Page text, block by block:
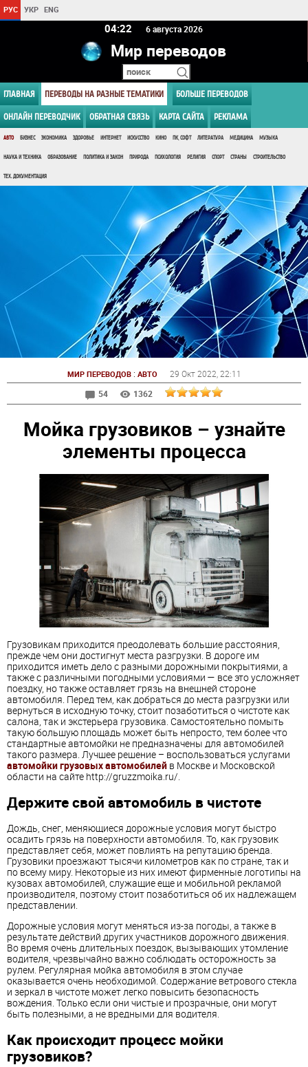
РУС УКР ENG
04 22 6 августа 2026
Мир переводов
ГЛАВНАЯ ПЕРЕВОДЫ НА РАЗНЫЕ ТЕМАТИКИ БОЛЬШЕ ПЕРЕВОДОВ
ОНЛАЙН ПЕРЕВОДЧИК ОБРАТНАЯ СВЯЗЬ КАРТА САЙТА РЕКЛАМА
АВТО БИЗНЕС ЭКОНОМИКА ЗДОРОВЬЕ ИНТЕРНЕТ ИСКУССТВО КИНО ПК, СОФТ ЛИТЕРАТУРА МЕДИЦИНА МУЗЫКА
НАУКА И ТЕХНИКА ОБРАЗОВАНИЕ ПОЛИТИКА И ЗАКОН ПРИРОДА ПСИХОЛОГИЯ РЕЛИГИЯ СПОРТ СТРАНЫ СТРОИТЕЛЬСТВО
ТЕХ. ДОКУМЕНТАЦИЯ
МИР ПЕРЕВОДОВ: АВТО 29 Окт 2022 , 22:11
54
1362
Мойка грузовиков – узнайте
элементы процесса
Грузовикам приходится преодолевать большие расстояния,
прежде чем они достигнут места разгрузки. В дороге им
приходится иметь дело с разными дорожными покрытиями, а
также с различными погодными условиями — все это усложняет
поездку, но также оставляет грязь на внешней стороне
автомобиля. Перед тем, как добраться до места разгрузки или
вернуться в исходную точку, стоит позаботиться о чистоте как
салона, так и экстерьера грузовика. Самостоятельно помыть
такую ​​большую площадь может быть непросто, тем более что
стандартные автомойки не предназначены для автомобилей
такого размера. Лучшее решение – воспользоваться услугами
автомойки грузовых автомобилей в Москве и Московской
области на сайте http://gruzzmoika.ru/.
Держите свой автомобиль в чистоте
Дождь, снег, меняющиеся дорожные условия могут быстро
осадить грязь на поверхности автомобиля. То, как грузовик
представляет себя, может повлиять на репутацию бренда.
Грузовики проезжают тысячи километров как по стране, так и
по всему миру. Некоторые из них имеют фирменные логотипы на
кузовах автомобилей, служащие еще и мобильной рекламой
производителя, поэтому стоит позаботиться об их надлежащем
представлении.
Дорожные условия могут меняться из-за погоды, а также в
результате действий других участников дорожного движения.
Во время очень длительных поездок, вызывающих утомление
водителя, чрезвычайно важно соблюдать осторожность за
рулем. Регулярная мойка автомобиля в этом случае
оказывается очень необходимой. Содержание ветрового стекла
и зеркал в чистоте может легко повысить безопасность
вождения. Только если они чистые и прозрачные, они могут
быть полезными, а не вредными для водителя.
Как происходит процесс мойки
грузовиков?